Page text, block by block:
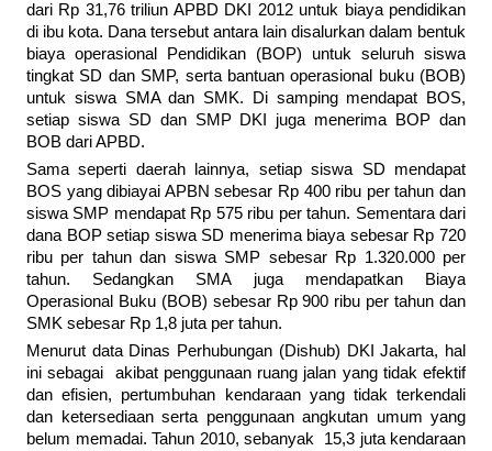
dari Rp 31,76 triliun APBD DKI 2012 untuk biaya pendidikan
di ibu kota. Dana tersebut antara lain disalurkan dalam bentuk
biaya operasional Pendidikan (BOP) untuk seluruh siswa
tingkat SD dan SMP, serta bantuan operasional buku (BOB)
untuk siswa SMA dan SMK. Di samping mendapat BOS,
setiap siswa SD dan SMP DKI juga menerima BOP dan
BOB dari APBD.
Sama seperti daerah lainnya, setiap siswa SD mendapat
BOS yang dibiayai APBN sebesar Rp 400 ribu per tahun dan
siswa SMP mendapat Rp 575 ribu per tahun. Sementara dari
dana BOP setiap siswa SD menerima biaya sebesar Rp 720
ribu per tahun dan siswa SMP sebesar Rp 1.320.000 per
tahun. Sedangkan SMA juga mendapatkan Biaya
Operasional Buku (BOB) sebesar Rp 900 ribu per tahun dan
SMK sebesar Rp 1,8 juta per tahun.
Menurut data Dinas Per­hubungan (Dishub) DKI Jakarta, hal
ini sebagai akibat penggunaan ruang jalan yang tidak efektif
dan efi­sien, per­tumbuhan kendaraan yang tidak terkendali
dan ketersediaan serta penggunaan angkutan umum yang
belum memadai. Tahun 2010, sebanyak 15,3 juta kendaraan